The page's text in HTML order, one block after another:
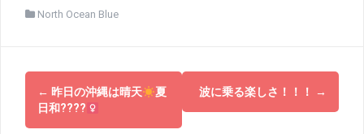
North Ocean Blue
投
稿
← 昨日の沖縄は晴天
夏
日和????‍
波に乗る楽しさ！！！ →